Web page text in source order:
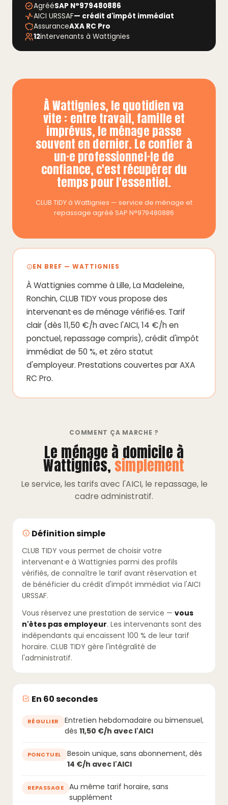
AgrééSAP N°979480886
AICI URSSAF— crédit d'impôt immédiat
AssuranceAXA RC Pro
12intervenants à Wattignies
À Wattignies, le quotidien va
vite : entre travail, famille et
imprévus, le ménage passe
souvent en dernier. Le confier à
un·e professionnel·le de
confiance, c'est récupérer du
temps pour l'essentiel.
CLUB TIDY à Wattignies — service de ménage et
repassage agréé SAP N°979480886
EN BREF — WATTIGNIES
À Wattignies comme à Lille, La Madeleine,
Ronchin, CLUB TIDY vous propose des
intervenant·es de ménage vérifié·es. Tarif
clair (dès 11,50 €/h avec l'AICI, 14 €/h en
ponctuel, repassage compris), crédit d'impôt
immédiat de 50 %, et zéro statut
d'employeur. Prestations couvertes par AXA
RC Pro.
COMMENT ÇA MARCHE ?
Le ménage à domicile à
Wattignies,simplement
Le service, les tarifs avec l'AICI, le repassage, le
cadre administratif.
Définition simple
CLUB TIDY vous permet de choisir votre
intervenant·e à Wattignies parmi des profils
vérifiés, de connaître le tarif avant réservation et
de bénéficier du crédit d'impôt immédiat via l'AICI
URSSAF.
Vous réservez une prestation de service — vous
n'êtes pas employeur. Les intervenants sont des
indépendants qui encaissent 100 % de leur tarif
horaire. CLUB TIDY gère l'intégralité de
l'administratif.
En 60 secondes
RÉGULIER
Entretien hebdomadaire ou bimensuel,
dès 11,50 €/h avec l'AICI
PONCTUEL
Besoin unique, sans abonnement, dès
14 €/h avec l'AICI
REPASSAGE
Au même tarif horaire, sans
supplément